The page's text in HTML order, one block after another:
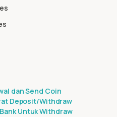
dan Send Coin
Deposit/Withdraw
Untuk Withdraw